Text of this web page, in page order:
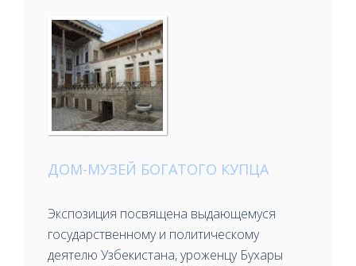
ДОМ-МУЗЕЙ БОГАТОГО КУПЦА
Экспозиция посвящена выдающемуся
государственному и политическому
деятелю Узбекистана, уроженцу Бухары